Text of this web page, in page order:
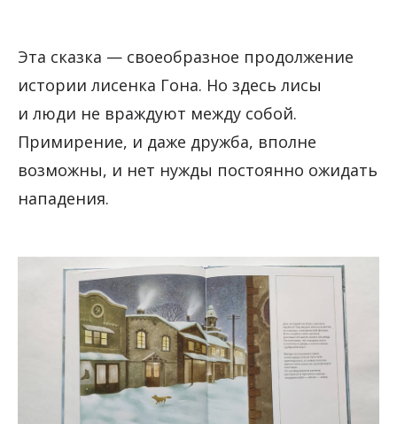
Эта сказка — своеобразное продолжение
истории лисенка Гона. Но здесь лисы
и люди не враждуют между собой.
Примирение, и даже дружба, вполне
возможны, и нет нужды постоянно ожидать
нападения.